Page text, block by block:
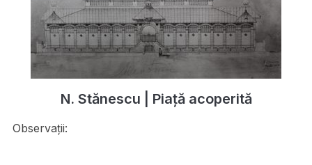
N. Stănescu | Piață acoperită
Observații: